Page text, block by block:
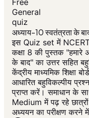
Free
General
quiz
अध्याय-10 स्वतंत्रता के
इस Quiz set में
कक्षा 8 की पुस्तक
के बाद" का उत्तर सहित
केंद्रीय माध्यमिक शिक्षा
आधारित बहुविकल्पीय
प्राप्त करें। समाधान के
Medium में पढ़ रहे
अध्ययन का परीक्षण करने